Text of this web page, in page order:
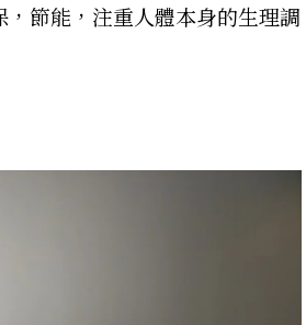
節能，注重人體本身的生理調